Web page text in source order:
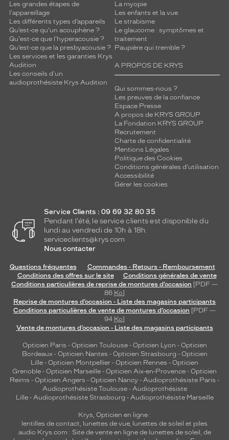
Les grandes étapes de
l'appareillage
Les différents types d’appareils
Qu’est-ce qu'un acouphène ?
Qu'est-ce que l'hyperacousie ?
Qu’est-ce que la presbyacousie ?
Les services et les garanties Krys
Audition
Les conseils d'un
audioprothésiste Krys Audition
La myopie
Les enfants et la vue
Le strabisme
Le glaucome : symptômes et
traitement
Paupière qui tremble ?
A PROPOS DE KRYS
Qui sommes-nous ?
Les preuves de la confiance
Espace Presse
A propos de KRYS GROUP
La Fondation KRYS GROUP
Recrutement
Charte de confidentialité
Mentions Légales
Politique des Cookies
Conditions générales d'utilisation
Accessibilité
Gérer les cookies
Service Clients : 09 69 32 80 35
Pendant l'été, le service clients est disponible du
lundi au vendredi de 10h à 18h.
serviceclients@krys.com
Nous contacter
Questions fréquentes
Commandes - Retours - Remboursement
Conditions des offres sur le site
Conditions générales de vente
Conditions particulières de reprise de montures d’occasion [PDF —
86 Ko]
Reprise de montures d’occasion - Liste des magasins participants
Conditions particulières de vente de montures d’occasion [PDF —
94 Ko]
Vente de montures d’occasion - Liste des magasins participants
Opticien Paris - Opticien Toulouse- Opticien Lyon - Opticien
Bordeaux- Opticien Nantes - Opticien Strasbourg - Opticien
Lille - Opticien Montpellier - Opticien Rennes - Opticien
Grenoble - Opticien Marseille - Opticien Aix-en-Provence - Opticien
Reims - Opticien Angers - Opticien Nancy - Audioprothésiste Paris -
Audioprothésiste Toulouse- Audioprothésiste
Lille- Audioprothésiste Strasbourg - Audioprothésiste Marseille
Krys, Opticien en ligne :
lentilles de contact, lunettes de vue, lunettes de soleil et piles
audio Krys.com : Site de vente en ligne de lunettes de soleil, de